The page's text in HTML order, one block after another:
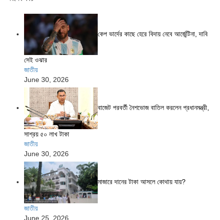
কেপ ভার্দের কাছে হেরে বিদায় নেবে আর্জেন্টিনা, দাবি
সেই ওঝার
জাতীয়
June 30, 2026
বাজেট পরবর্তী নৈশভোজ বাতিল করলেন প্রধানমন্ত্রী,
সাশ্রয় ৫০ লাখ টাকা
জাতীয়
June 30, 2026
মাজারে দানের টাকা আসলে কোথায় যায়?
জাতীয়
June 25, 2026